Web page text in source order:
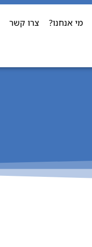
מי אנחנו? צרו קשר